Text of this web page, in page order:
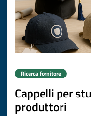
Ricerca fornitore
Cappelli per
produttori